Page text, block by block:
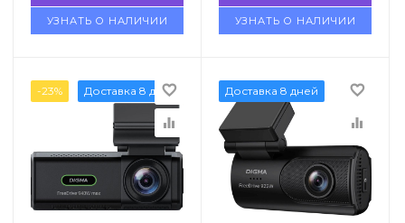
УЗНАТЬ О НАЛИЧИИ УЗНАТЬ О НАЛИЧИИ
-23% Доставка 8 дней
favorite_border
equalizer
Доставка 8 дней
favorite_border
equalizer